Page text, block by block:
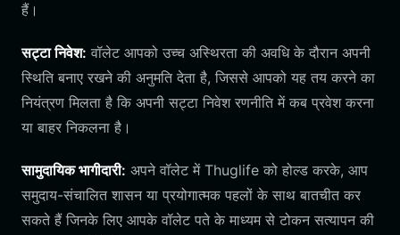
हैं।
सट्टा निवेश: वॉलेट आपको उच्च अस्थिरता की अवधि के दौरान अपनी
स्थिति बनाए रखने की अनुमति देता है, जिससे आपको यह तय करने का
नियंत्रण मिलता है कि अपनी सट्टा निवेश रणनीति में कब प्रवेश करना
या बाहर निकलना है।
सामुदायिक भागीदारी: अपने वॉलेट में Thuglife को होल्ड करके, आप
समुदाय-संचालित शासन या प्रयोगात्मक पहलों के साथ बातचीत कर
सकते हैं जिनके लिए आपके वॉलेट पते के माध्यम से टोकन सत्यापन की